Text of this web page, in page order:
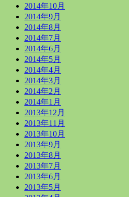
2014年10月
2014年9月
2014年8月
2014年7月
2014年6月
2014年5月
2014年4月
2014年3月
2014年2月
2014年1月
2013年12月
2013年11月
2013年10月
2013年9月
2013年8月
2013年7月
2013年6月
2013年5月